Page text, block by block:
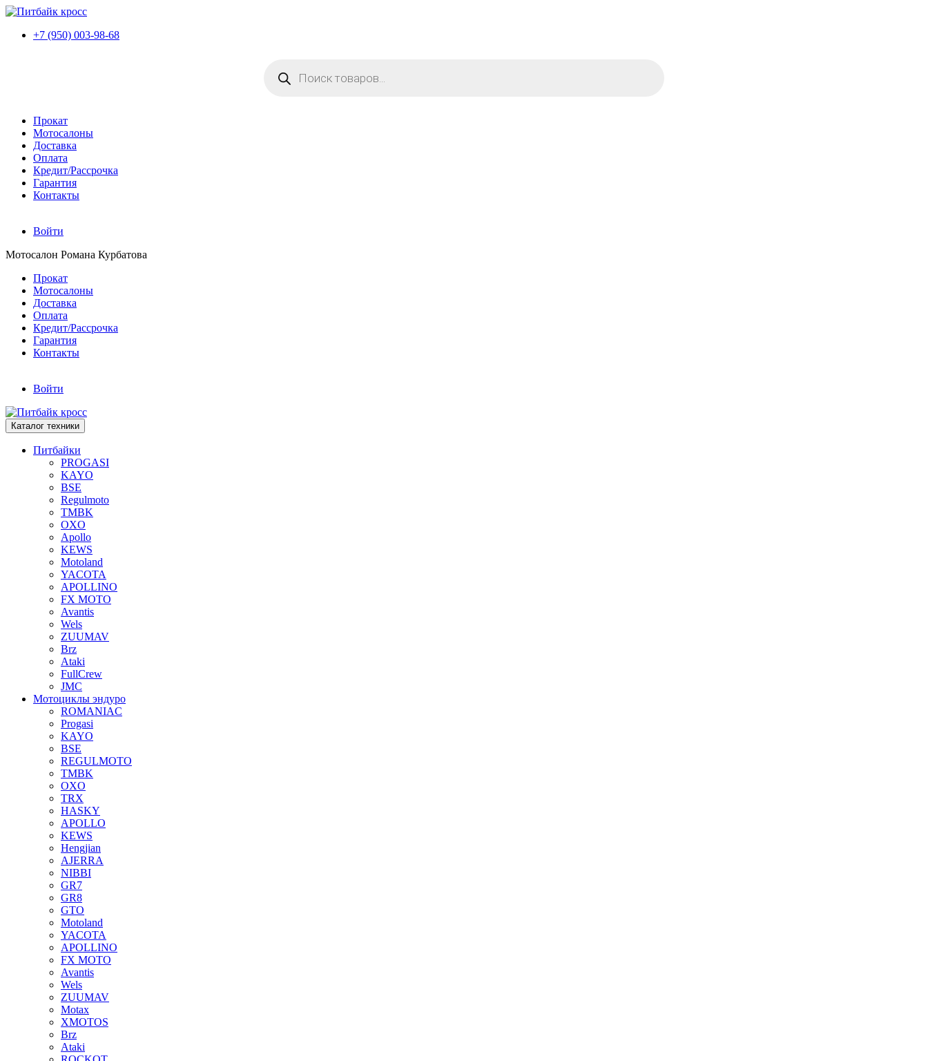
+7 (950) 003-98-68
товаров
Прокат
Мотосалоны
Доставка
Оплата
Кредит/Рассрочка
Гарантия
Контакты
Войти
Мотосалон Романа Курбатова
Прокат
Мотосалоны
Доставка
Оплата
Кредит/Рассрочка
Гарантия
Контакты
Войти
Каталог техники
Питбайки
PROGASI
KAYO
BSE
Regulmoto
TMBK
OXO
Apollo
KEWS
Motoland
YACOTA
APOLLINO
FX MOTO
Avantis
Wels
ZUUMAV
Brz
Ataki
FullCrew
JMC
Мотоциклы эндуро
ROMANIAC
Progasi
KAYO
BSE
REGULMOTO
TMBK
OXO
TRX
HASKY
APOLLO
KEWS
Hengjian
AJERRA
NIBBI
GR7
GR8
GTO
Motoland
YACOTA
APOLLINO
FX MOTO
Avantis
Wels
ZUUMAV
Motax
XMOTOS
Brz
Ataki